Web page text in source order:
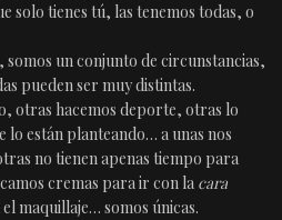
solo tienes tú, las tenemos todas, o
somos un conjunto de circunstancias,
pueden ser muy distintas.
otras hacemos deporte, otras lo
lo están planteando… a unas nos
no tienen apenas tiempo para
cremas para ir con la cara
maquillaje… somos únicas.